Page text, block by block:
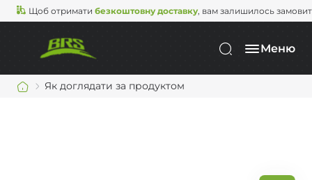
Щоб отримати безкоштовну доставку, вам залишилось
Меню
Як доглядати за продуктом